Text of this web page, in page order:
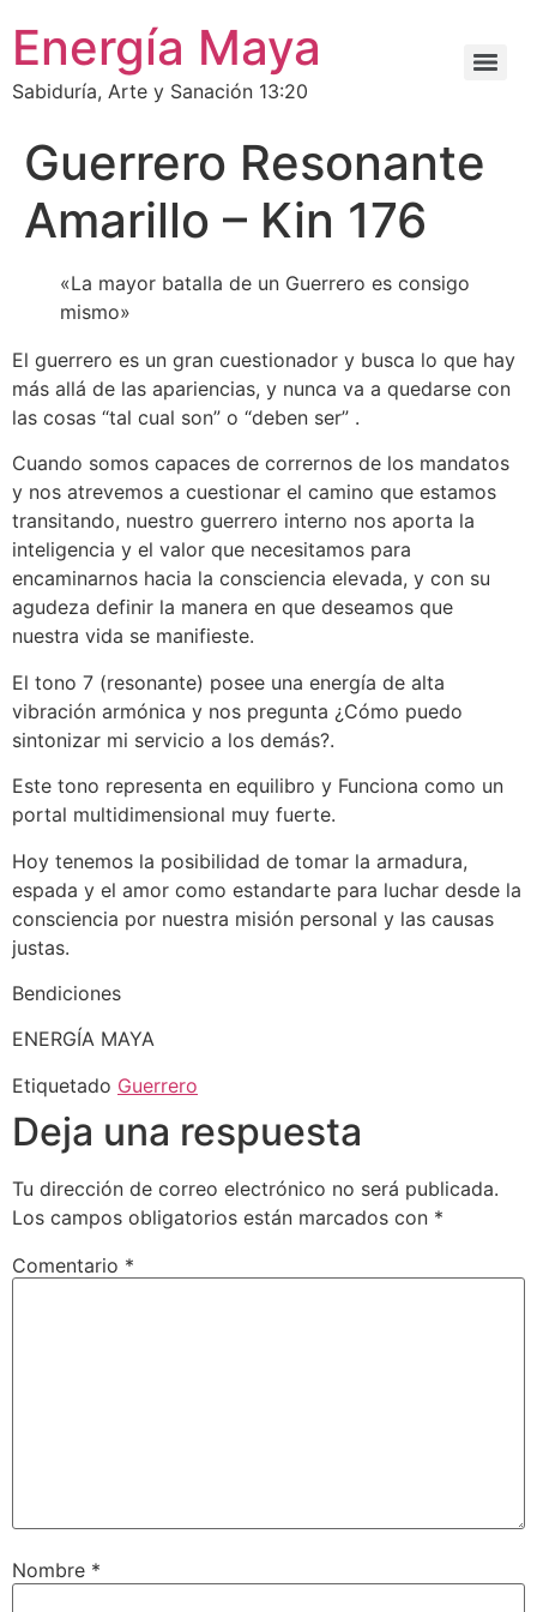
Energía Maya
Sabiduría, Arte y Sanación 13:20
Guerrero Resonante
Amarillo – Kin 176
«La mayor batalla de un Guerrero es consigo
mismo»
El guerrero es un gran cuestionador y busca lo que hay
más allá de las apariencias, y nunca va a quedarse con
las cosas “tal cual son” o “deben ser” .
Cuando somos capaces de corrernos de los mandatos
y nos atrevemos a cuestionar el camino que estamos
transitando, nuestro guerrero interno nos aporta la
inteligencia y el valor que necesitamos para
encaminarnos hacia la consciencia elevada, y con su
agudeza definir la manera en que deseamos que
nuestra vida se manifieste.
El tono 7 (resonante) posee una energía de alta
vibración armónica y nos pregunta ¿Cómo puedo
sintonizar mi servicio a los demás?.
Este tono representa en equilibro y Funciona como un
portal multidimensional muy fuerte.
Hoy tenemos la posibilidad de tomar la armadura,
espada y el amor como estandarte para luchar desde la
consciencia por nuestra misión personal y las causas
justas.
Bendiciones
ENERGÍA MAYA
Etiquetado Guerrero
Deja una respuesta
Tu dirección de correo electrónico no será publicada.
Los campos obligatorios están marcados con *
Comentario *
Nombre *